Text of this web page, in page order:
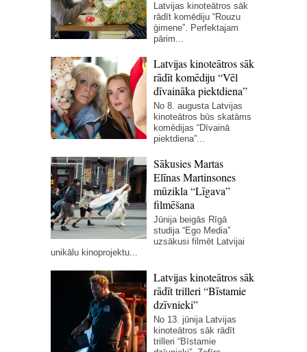
Latvijas kinoteātros sāk
rādīt komēdiju “Rouzu
ģimene”. Perfektajam
pārim...
Latvijas kinoteātros sāk
rādīt komēdiju “Vēl
dīvaināka piektdiena”
No 8. augusta Latvijas
kinoteātros būs skatāms
komēdijas “Dīvainā
piektdiena”...
Sākusies Martas
Elīnas Martinsones
mūzikla “Līgava”
filmēšana
Jūnija beigās Rīgā
studija “Ego Media”
uzsākusi filmēt Latvijai
unikālu kinoprojektu...
Latvijas kinoteātros sāk
rādīt trilleri “Bīstamie
dzīvnieki”
No 13. jūnija Latvijas
kinoteātros sāk rādīt
trilleri “Bīstamie